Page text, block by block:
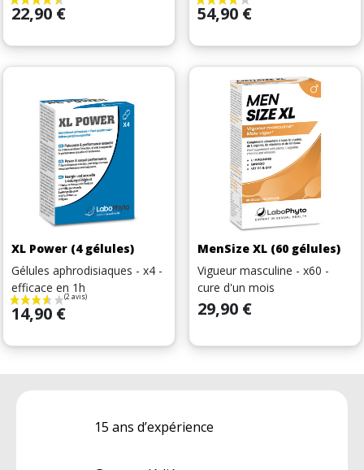
Prix
22,90 €
Prix
54,90 €
XL Power (4 gélules)
Gélules aphrodisiaques - x4 -
efficace en 1h
Prix
14,90 €
MenSize XL (60 gélules)
Vigueur masculine - x60 -
cure d'un mois
Prix
29,90 €
15 ans d’expérience